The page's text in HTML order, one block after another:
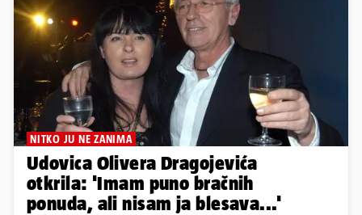
NITKO JU NE ZANIMA
Udovica Olivera Dragojevića
otkrila: 'Imam puno bračnih
ponuda, ali nisam ja blesava...'